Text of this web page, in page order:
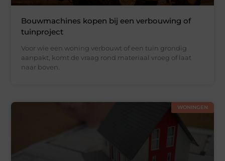
Bouwmachines kopen bij een verbouwing of
tuinproject
Voor wie een woning verbouwt of een tuin grondig
aanpakt, komt de vraag rond materiaal vroeg of laat
naar boven.
WONINGEN